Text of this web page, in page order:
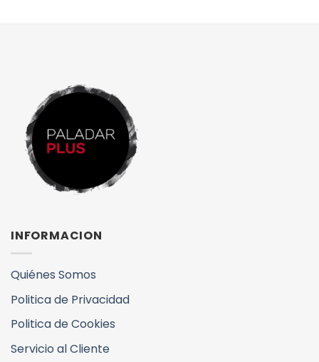
INFORMACION
Quiénes Somos
Politica de Privacidad
Politica de Cookies
Servicio al Cliente